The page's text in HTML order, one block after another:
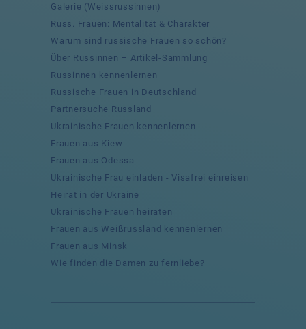
Galerie (Weissrussinnen)
Russ. Frauen: Mentalität & Charakter
Warum sind russische Frauen so schön?
Über Russinnen – Artikel-Sammlung
Russinnen kennenlernen
Russische Frauen in Deutschland
Partnersuche Russland
Ukrainische Frauen kennenlernen
Frauen aus Kiew
Frauen aus Odessa
Ukrainische Frau einladen - Visafrei einreisen
Heirat in der Ukraine
Ukrainische Frauen heiraten
Frauen aus Weißrussland kennenlernen
Frauen aus Minsk
Wie finden die Damen zu fernliebe?